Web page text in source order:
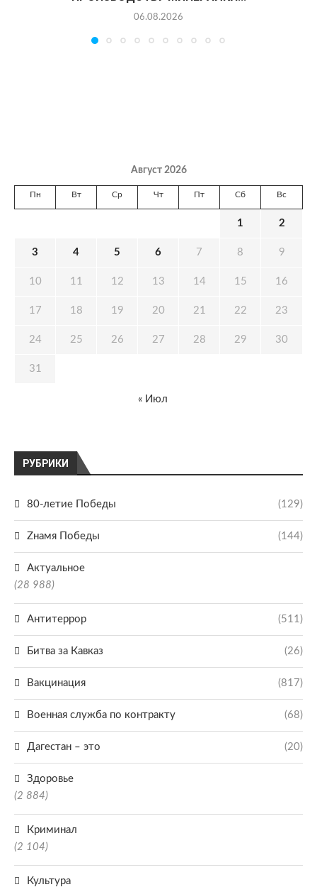
06.08.2026
РУБРИКИ
80-летие Победы (129)
Zнамя Победы (144)
Актуальное
(28 988)
Антитеррор (511)
Битва за Кавказ (26)
Вакцинация (817)
Военная служба по контракту (68)
Дагестан – это (20)
Здоровье
(2 884)
Криминал
(2 104)
Культура
Август 2026
Пн Вт Ср Чт Пт Сб Вс
1 2
3 4 5 6 7 8 9
10 11 12 13 14 15 16
17 18 19 20 21 22 23
24 25 26 27 28 29 30
31
« Июл